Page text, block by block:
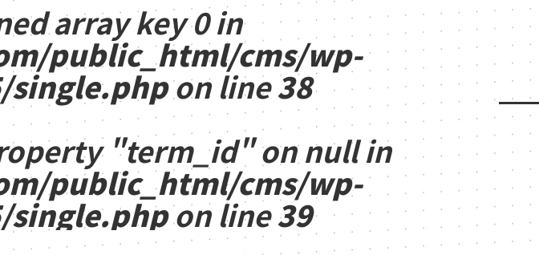
array key 0 in
public_html/cms/wp-
single.phpon line38
"term_id" on null in
public_html/cms/wp-
single.phpon line39